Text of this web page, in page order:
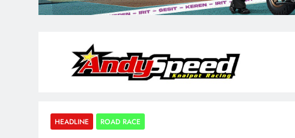
HEADLINE ROAD RACE